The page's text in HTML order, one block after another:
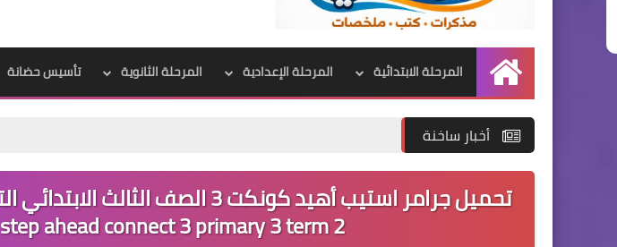
الرئيسية
المرحلة الابتدائية المرحلة الإعدادية المرحلة الثانوية تأسيس حضانة
أخبار ساخنة
step ahead connect 3 primary 3 term 2